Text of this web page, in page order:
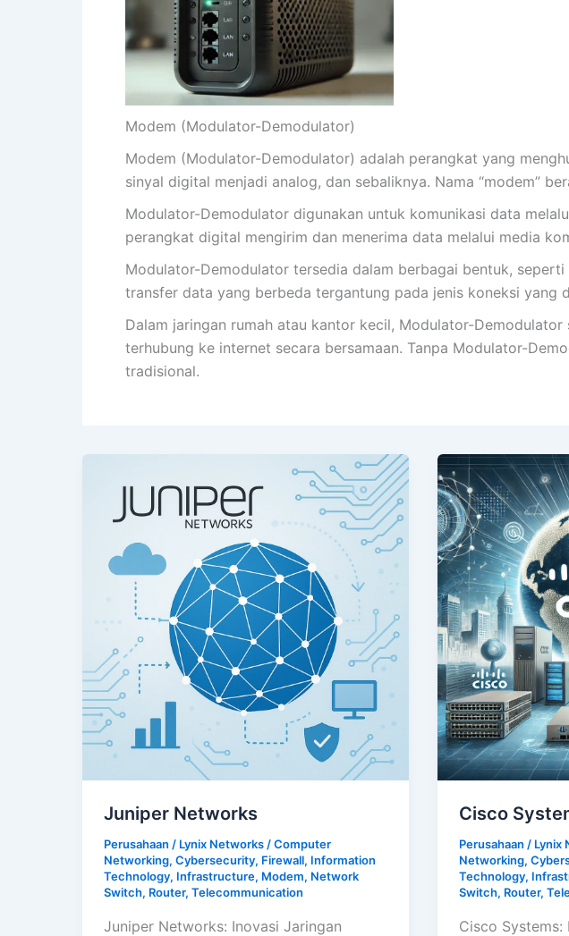
Modem (Modulator-Demodulator)
Modem (Modulator-Demodulator) adalah perangkat yang
sinyal digital menjadi analog, dan sebaliknya. Nama “modem”
Modulator-Demodulator digunakan untuk komunikasi data
perangkat digital mengirim dan menerima data melalui media
Modulator-Demodulator tersedia dalam berbagai bentuk,
transfer data yang berbeda tergantung pada jenis koneksi yang
Dalam jaringan rumah atau kantor kecil, Modulator-
terhubung ke internet secara bersamaan. Tanpa Modulator-
tradisional.
Juniper Networks
Perusahaan / Lynix Networks/Computer
Networking, Cybersecurity, Firewall, Information
Technology, Infrastructure, Modem, Network
Switch, Router, Telecommunication
Juniper Networks: Inovasi Jaringan
Cisco
Perusahaan / Lynix
Networking,
Technology,
Switch, Router,
Cisco Systems: